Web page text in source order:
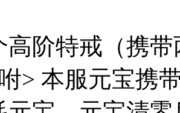
高阶特戒（携
> 本服元宝携